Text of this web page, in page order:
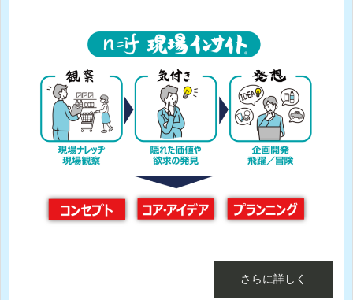
さらに詳しく